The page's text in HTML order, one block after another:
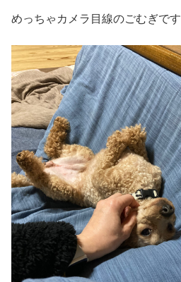
めっちゃカメラ目線のごむぎです